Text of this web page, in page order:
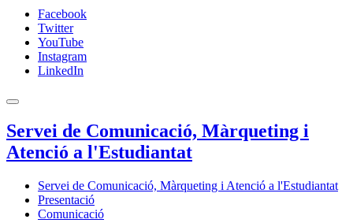
Facebook
Twitter
YouTube
Instagram
LinkedIn
Servei de Comunicació, Màrqueting i
Atenció a l'Estudiantat
Servei de Comunicació, Màrqueting i Atenció a l'Estudiantat
Presentació
Comunicació